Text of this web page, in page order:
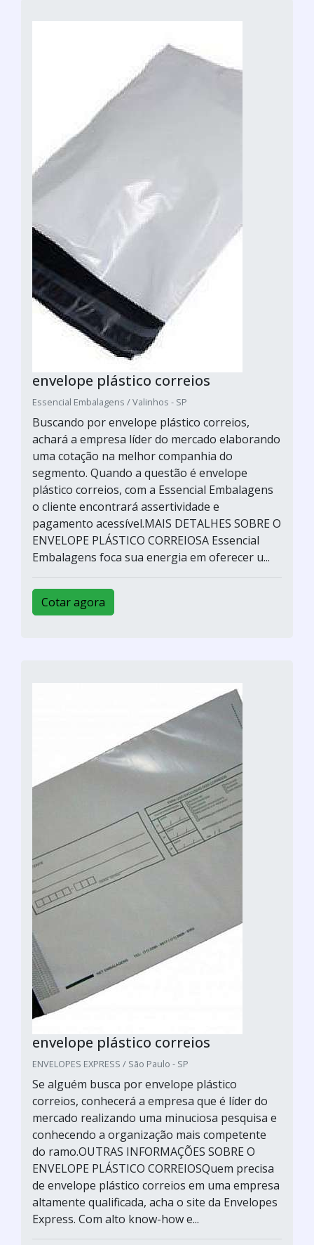
envelope plástico correios
Essencial Embalagens / Valinhos - SP
Buscando por envelope plástico correios,
achará a empresa líder do mercado elaborando
uma cotação na melhor companhia do
segmento. Quando a questão é envelope
plástico correios, com a Essencial Embalagens
o cliente encontrará assertividade e
pagamento acessível.MAIS DETALHES SOBRE O
ENVELOPE PLÁSTICO CORREIOSA Essencial
Embalagens foca sua energia em oferecer u...
Cotar agora
envelope plástico correios
ENVELOPES EXPRESS / São Paulo - SP
Se alguém busca por envelope plástico
correios, conhecerá a empresa que é líder do
mercado realizando uma minuciosa pesquisa e
conhecendo a organização mais competente
do ramo.OUTRAS INFORMAÇÕES SOBRE O
ENVELOPE PLÁSTICO CORREIOSQuem precisa
de envelope plástico correios em uma empresa
altamente qualificada, acha o site da Envelopes
Express. Com alto know-how e...